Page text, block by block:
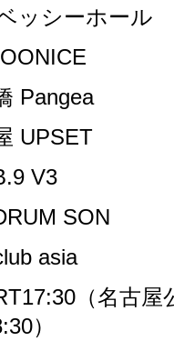
ッシーホール
Pangea
UPSET
V3
SON
asia
（名古
）